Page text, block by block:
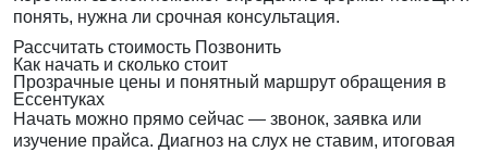
понять, нужна ли срочная консультация.
Рассчитать стоимость Позвонить
Как начать и сколько стоит
Прозрачные цены и понятный маршрут обращения в
Ессентуках
Начать можно прямо сейчас — звонок, заявка или
изучение прайса. Диагноз на слух не ставим, итоговая